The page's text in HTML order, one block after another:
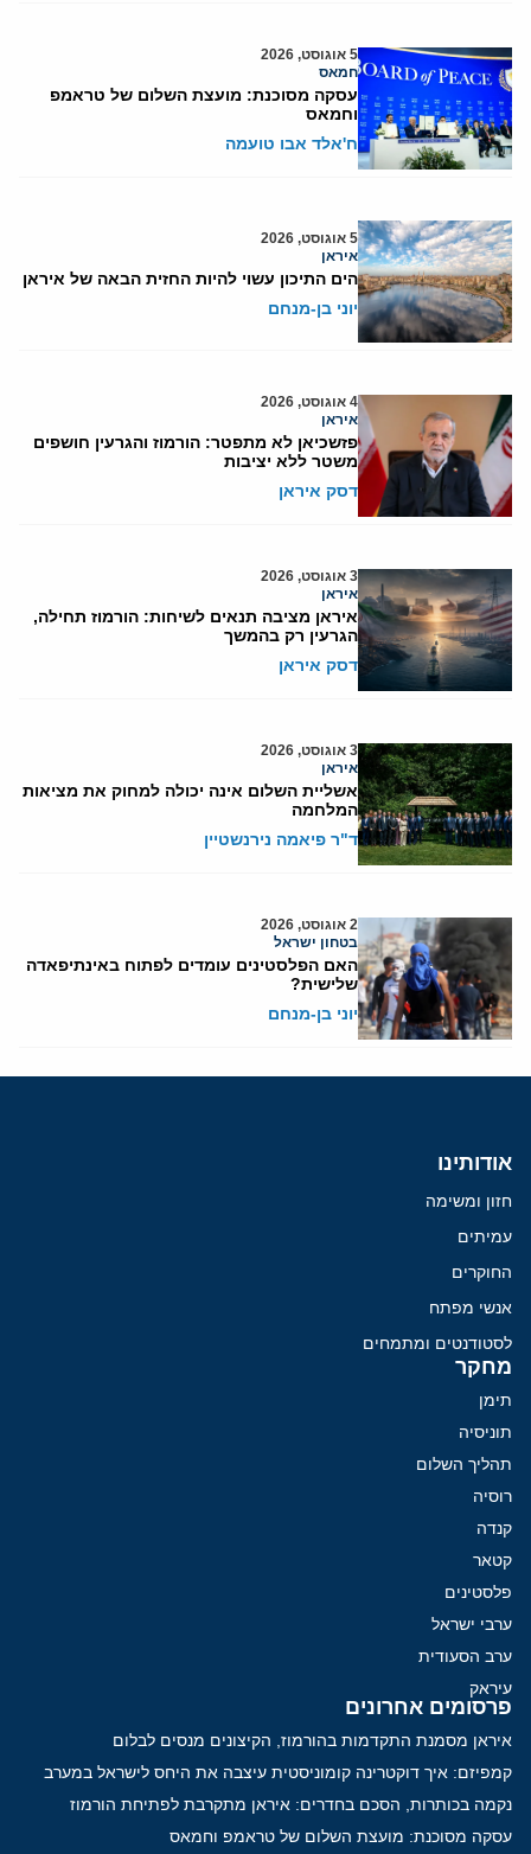
5 אוגוסט, 2026
חמאס
עסקה מסוכנת: מועצת השלום של טראמפ
וחמאס
ח'אלד אבו טועמה
5 אוגוסט, 2026
איראן
הים התיכון עשוי להיות החזית הבאה של איראן
יוני בן-מנחם
4 אוגוסט, 2026
איראן
פזשכיאן לא מתפטר: הורמוז והגרעין חושפים
משטר ללא יציבות
דסק איראן
3 אוגוסט, 2026
איראן
איראן מציבה תנאים לשיחות: הורמוז תחילה,
הגרעין רק בהמשך
דסק איראן
3 אוגוסט, 2026
איראן
אשליית השלום אינה יכולה למחוק את מציאות
המלחמה
ד"ר פיאמה נירנשטיין
2 אוגוסט, 2026
בטחון ישראל
האם הפלסטינים עומדים לפתוח באינתיפאדה
שלישית?
יוני בן-מנחם
אודותינו
חזון ומשימה
עמיתים
החוקרים
אנשי מפתח
לסטודנטים ומתמחים
מחקר
תימן
תוניסיה
תהליך השלום
רוסיה
קנדה
קטאר
פלסטינים
ערבי ישראל
ערב הסעודית
עיראק
פרסומים אחרונים
איראן מסמנת התקדמות בהורמוז, הקיצונים מנסים לבלום
קמפיזם: איך דוקטרינה קומוניסטית עיצבה את היחס לישראל במערב
נקמה בכותרות, הסכם בחדרים: איראן מתקרבת לפתיחת הורמוז
עסקה מסוכנת: מועצת השלום של טראמפ וחמאס